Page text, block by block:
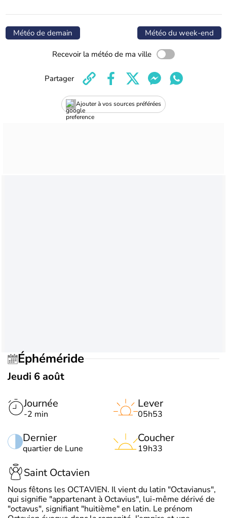
Météo de demain Météo du week-end
Recevoir la météo de ma ville
Ajouter à vos sources préférées
Partager
Éphéméride
Jeudi 6 août
Journée
-2 min
Dernier
quartier de Lune
Lever
05h53
Coucher
19h33
Saint Octavien
Nous fêtons les OCTAVIEN. Il vient du latin "Octavianus",
qui signifie "appartenant à Octavius", lui-même dérivé de
"octavus", signifiant "huitième" en latin. Le prénom